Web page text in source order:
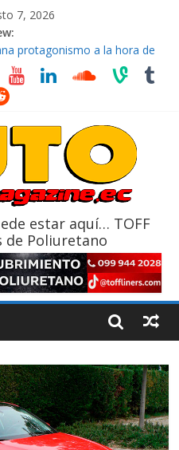
7, 2026
protagonismo a la hora de
New Day’ pone en escena a
47ª, recorre 7 provincias en 8
para cubrir las rutas de La
estar aquí… TOFF
de Poliuretano